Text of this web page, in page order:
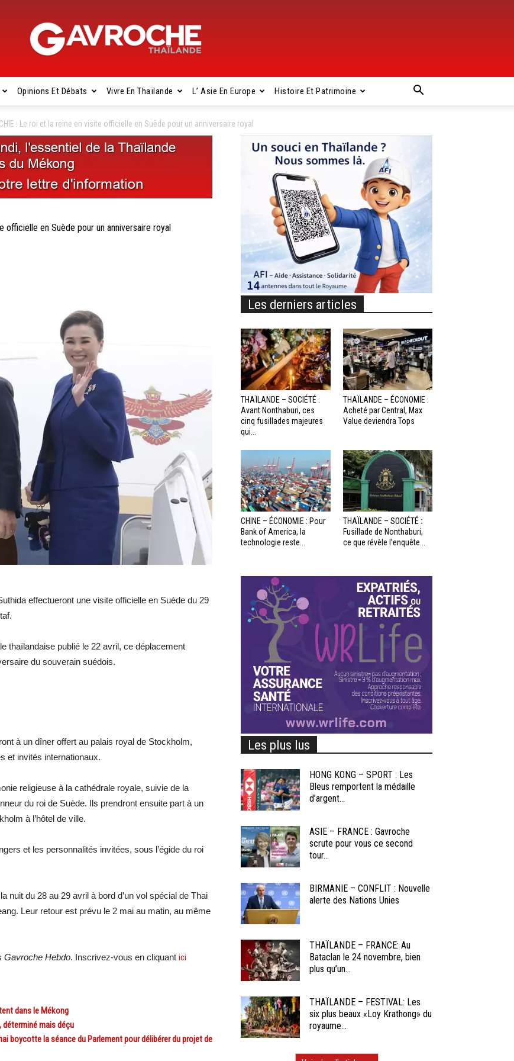
Gavroche
Opinions Et Débats Vivre En Thaïlande L’ Asie En Europe Histoire Et Patrimoine
: Le roi et la reine en visite officielle en Suède pour un anniversaire royal
officielle en Suède pour un anniversaire royal
effectueront une visite officielle en Suède du 29
thaïlandaise publié le 22 avril, ce déplacement
du souverain suédois.
à un dîner offert au palais royal de Stockholm,
et invités internationaux.
religieuse à la cathédrale royale, suivie de la
du roi de Suède. Ils prendront ensuite part à un
à l’hôtel de ville.
et les personnalités invitées, sous l’égide du roi
nuit du 28 au 29 avril à bord d’un vol spécial de Thai
Leur retour est prévu le 2 mai au matin, au même
Gavroche Hebdo. Inscrivez-vous en cliquant ici
dans le Mékong
déterminé mais déçu
boycotte la séance du Parlement pour délibérer du projet de
Les derniers articles
THAÏLANDE – SOCIÉTÉ :
Avant Nonthaburi, ces
cinq fusillades majeures
qui...
THAÏLANDE – ÉCONOMIE :
Acheté par Central, Max
Value deviendra Tops
CHINE – ÉCONOMIE : Pour
Bank of America, la
technologie reste...
THAÏLANDE – SOCIÉTÉ :
Fusillade de Nonthaburi,
ce que révèle l’enquête...
Les plus lus
HONG KONG – SPORT : Les
Bleus remportent la médaille
d’argent...
ASIE – FRANCE : Gavroche
scrute pour vous ce second
tour...
BIRMANIE – CONFLIT : Nouvelle
alerte des Nations Unies
THAÏLANDE – FRANCE: Au
Bataclan le 24 novembre, bien
plus qu’un...
THAÏLANDE – FESTIVAL: Les
six plus beaux «Loy Krathong» du
royaume...